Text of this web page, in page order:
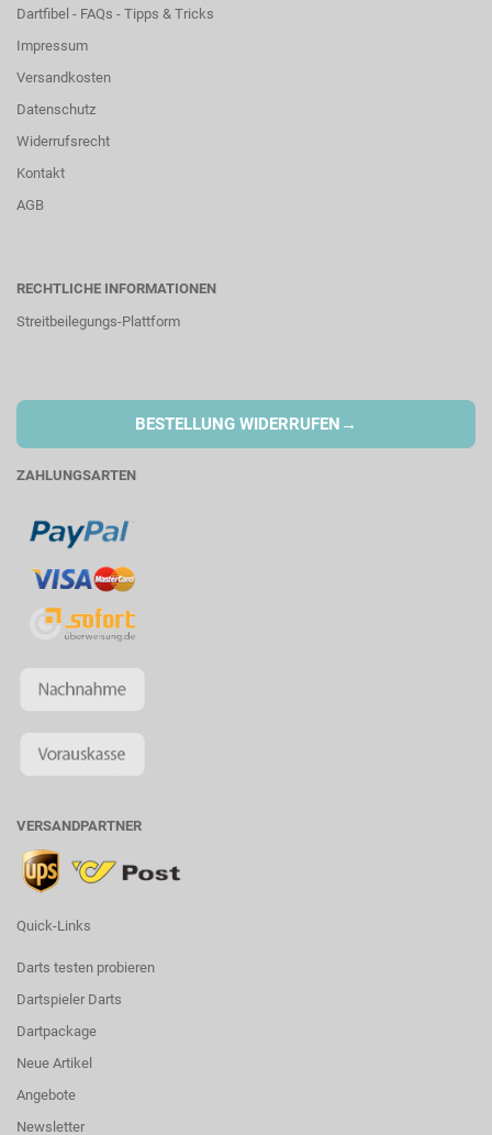
Dartfibel - FAQs - Tipps & Tricks
Impressum
Versandkosten
Datenschutz
Widerrufsrecht
Kontakt
AGB
RECHTLICHE INFORMATIONEN
Streitbeilegungs-Plattform
BESTELLUNG WIDERRUFEN →
ZAHLUNGSARTEN
VERSANDPARTNER
Quick-Links
Darts testen probieren
Dartspieler Darts
Dartpackage
Neue Artikel
Angebote
Newsletter